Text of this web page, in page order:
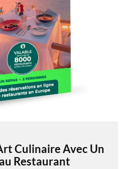
Culinaire Avec Un
Restaurant